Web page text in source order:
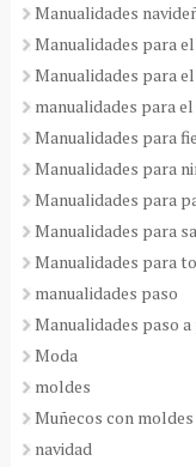
Manualidades
Manualidades para
Manualidades para
manualidades para
Manualidades para
Manualidades para
Manualidades para
Manualidades para
Manualidades para
manualidades paso
Manualidades paso a
Moda
moldes
Muñecos con moldes
navidad